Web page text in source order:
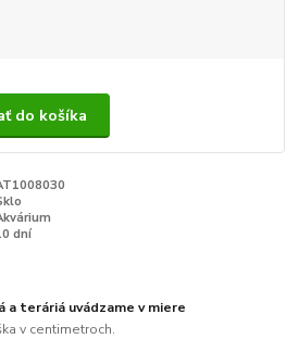
do košíka
dní
a teráriá uvádzame v miere
v centimetroch.